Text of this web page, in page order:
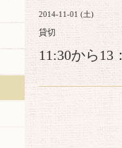
2014-11-01 (土)
貸切
11:30から13